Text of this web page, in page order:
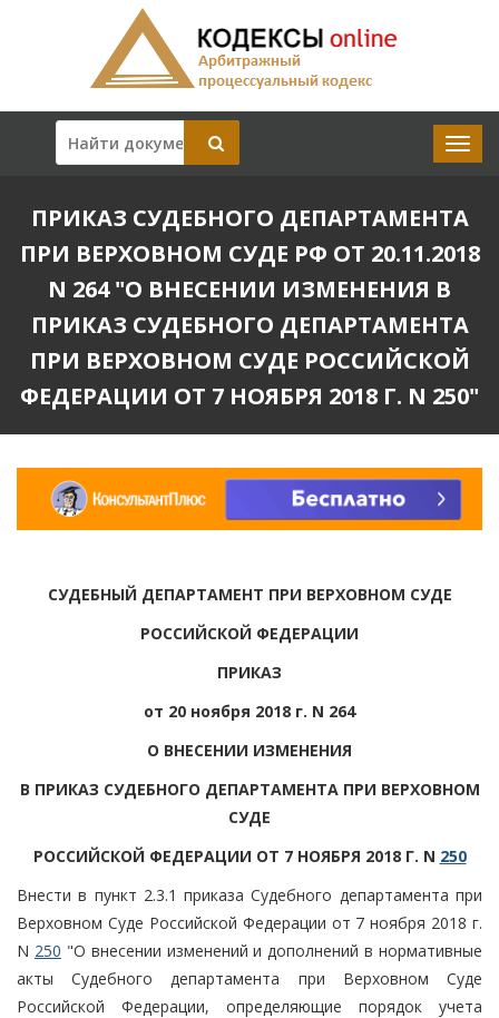
ПРИКАЗ СУДЕБНОГО ДЕПАРТАМЕНТА
ПРИ ВЕРХОВНОМ СУДЕ РФ ОТ 20.11.2018
N 264 "О ВНЕСЕНИИ ИЗМЕНЕНИЯ В
ПРИКАЗ СУДЕБНОГО ДЕПАРТАМЕНТА
ПРИ ВЕРХОВНОМ СУДЕ РОССИЙСКОЙ
ФЕДЕРАЦИИ ОТ 7 НОЯБРЯ 2018 Г. N 250"
СУДЕБНЫЙ ДЕПАРТАМЕНТ ПРИ ВЕРХОВНОМ СУДЕ
РОССИЙСКОЙ ФЕДЕРАЦИИ
ПРИКАЗ
от 20 ноября 2018 г. N 264
О ВНЕСЕНИИ ИЗМЕНЕНИЯ
В ПРИКАЗ СУДЕБНОГО ДЕПАРТАМЕНТА ПРИ ВЕРХОВНОМ
СУДЕ
РОССИЙСКОЙ ФЕДЕРАЦИИ ОТ 7 НОЯБРЯ 2018 Г. N 250
Внести в пункт 2.3.1 приказа Судебного департамента при
Верховном Суде Российской Федерации от 7 ноября 2018 г.
N 250 "О внесении изменений и дополнений в нормативные
акты Судебного департамента при Верховном Суде
Российской Федерации, определяющие порядок учета